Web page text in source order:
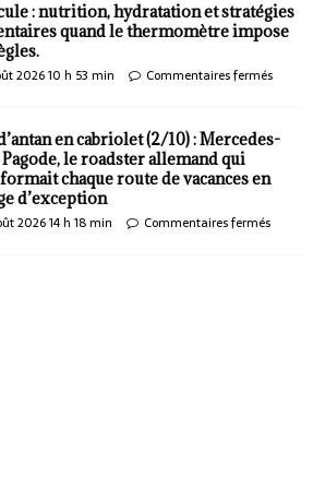
: nutrition, hydratation et stratégies
quand le thermomètre impose
2026 10 h 53 min Commentaires fermés
en cabriolet (2/10) : Mercedes-
le roadster allemand qui
chaque route de vacances en
d’exception
2026 14 h 18 min Commentaires fermés